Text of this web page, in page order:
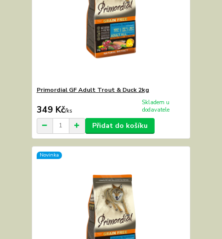
Primordial GF Adult Trout & Duck 2kg
349 Kč/ks
Skladem u
dodavatele
Přidat do košíku
Novinka